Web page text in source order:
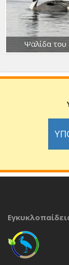
Ψαλίδα